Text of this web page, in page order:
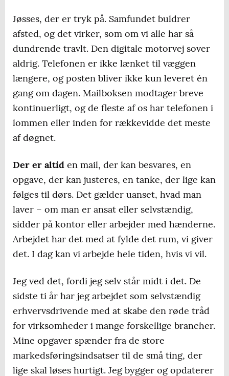
Jøsses, der er tryk på. Samfundet buldrer
afsted, og det virker, som om vi alle har så
dundrende travlt. Den digitale motorvej sover
aldrig. Telefonen er ikke lænket til væggen
længere, og posten bliver ikke kun leveret én
gang om dagen. Mailboksen modtager breve
kontinuerligt, og de fleste af os har telefonen i
lommen eller inden for rækkevidde det meste
af døgnet.
Der er altid en mail, der kan besvares, en
opgave, der kan justeres, en tanke, der lige kan
følges til dørs. Det gælder uanset, hvad man
laver – om man er ansat eller selvstændig,
sidder på kontor eller arbejder med hænderne.
Arbejdet har det med at fylde det rum, vi giver
det. I dag kan vi arbejde hele tiden, hvis vi vil.
Jeg ved det, fordi jeg selv står midt i det. De
sidste ti år har jeg arbejdet som selvstændig
erhvervsdrivende med at skabe den røde tråd
for virksomheder i mange forskellige brancher.
Mine opgaver spænder fra de store
markedsføringsindsatser til de små ting, der
lige skal løses hurtigt. Jeg bygger og opdaterer